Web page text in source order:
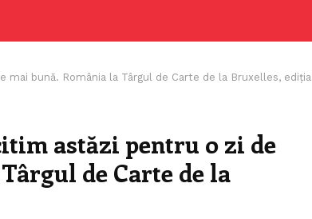
bună. România la Târgul de Carte de la Bruxelles, ediția
astăzi pentru o zi de
de Carte de la